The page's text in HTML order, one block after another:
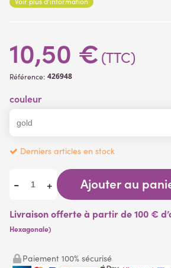
Diamètre fleur: 5 à 7.5 cm
10,50 € (TTC)
Référence: 426948
couleur
Derniers articles en stock
- + Ajouter au
Livraison offerte à partir de 100 €
Hexagonale)
Paiement 100% sécurisé